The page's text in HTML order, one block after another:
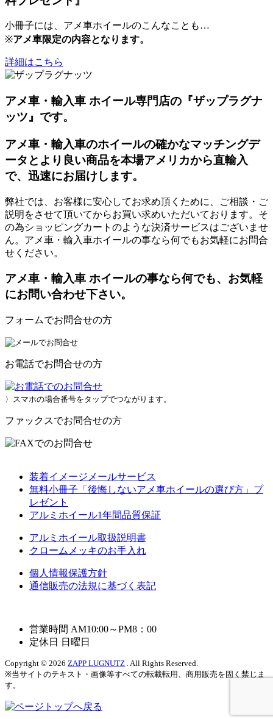
小冊子には、アメ車ホイールのこんなことも…
※アメ車限定の内容となります。
詳細はこちら
アメ車・輸入車 ホイール専門店の『ザップラグナ
ッツ』です。
アメ車・輸入車のホイールの確かなマッチングデ
ータとより良い商品を本場アメリカから直輸入
で、迅速にお届けします。
弊社では、お客様に安心してお求め頂くために、ご相談・ご
説明をさせて頂いてからお買い求めいただいております。そ
の為ショッピングカートのような決済サービスはございませ
ん。アメ車・輸入車ホイールの事なら何でもお気軽にお問合
せください。
アメ車・輸入車 ホイールの事なら何でも、お気軽
にお問い合わせ下さい。
フォームでお問合せの方
お電話でお問合せの方
〉スマホの場合番号をタップでつながります。
ファックスでお問合せの方
装着イメージメールサービス
無料小冊子「後悔しないアメ車ホイールの選び方」プ
レゼント
アルミホイール1年間品質保証
アルミホイール取扱説明書
クロームメッキのお手入れ
個人情報保護方針
通信販売の法規に基づく表記
営業時間 AM10:00～PM8：00
定休日 日曜日
Copyright © 2026 ZAPP LUGNUTZ . All Rights Reserved.
※当サイトのテキスト・画像等すべての転載転用、商用販売を固く禁じま
す。